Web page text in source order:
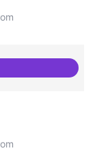
Congress